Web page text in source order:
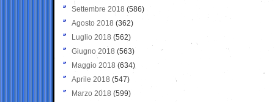
Settembre 2018 (586)
Agosto 2018 (362)
Luglio 2018 (562)
Giugno 2018 (563)
Maggio 2018 (634)
Aprile 2018 (547)
Marzo 2018 (599)